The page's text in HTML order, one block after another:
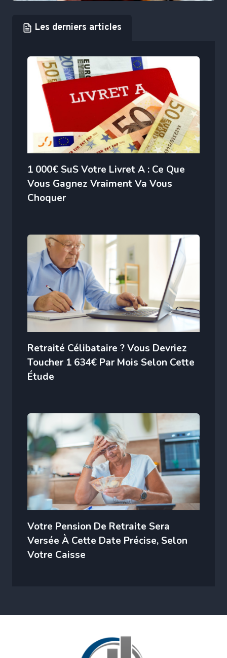
Les derniers articles
1 000€ SuS Votre Livret A : Ce Que
Vous Gagnez Vraiment Va Vous
Choquer
Retraité Célibataire ? Vous Devriez
Toucher 1 634€ Par Mois Selon Cette
Étude
Votre Pension De Retraite Sera
Versée À Cette Date Précise, Selon
Votre Caisse